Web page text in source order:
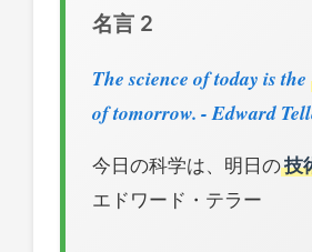
名言 2
The science of today is the
of tomorrow. - Edward
今日の科学は、明日の技
エドワード・テラー